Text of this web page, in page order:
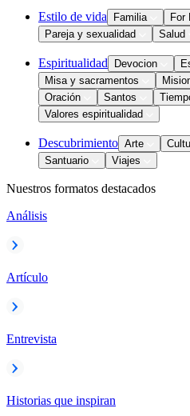
Estilo de vida Familia
For
Pareja y sexualidad
Salud
Espiritualidad Devocion
Misa y sacramentos
Oración
Santos
Valores espiritualidad
Descubrimiento Arte
Santuario
Viajes
Nuestros formatos destacados
Análisis
Artículo
Entrevista
Historias que inspiran